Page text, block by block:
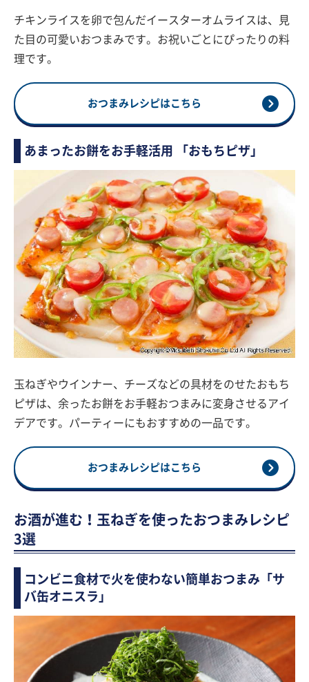
チキンライスを卵で包んだイースターオムライスは、見
た目の可愛いおつまみです。お祝いごとにぴったりの料
理です。
おつまみレシピはこちら
あまったお餅をお手軽活用 「おもちピザ」
玉ねぎやウインナー、チーズなどの具材をのせたおもち
ピザは、余ったお餅をお手軽おつまみに変身させるアイ
デアです。パーティーにもおすすめの一品です。
おつまみレシピはこちら
お酒が進む！玉ねぎを使ったおつまみレシピ
3選
コンビニ食材で火を使わない簡単おつまみ「サ
バ缶オニスラ」